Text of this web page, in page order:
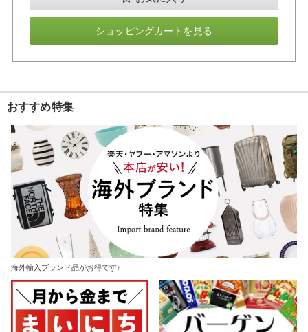
ショッピングカートを見る
おすすめ特集
海外輸入ブランド品がお得です♪